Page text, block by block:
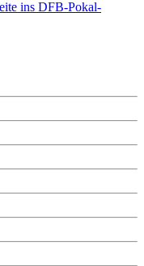
ins DFB-Pokal-